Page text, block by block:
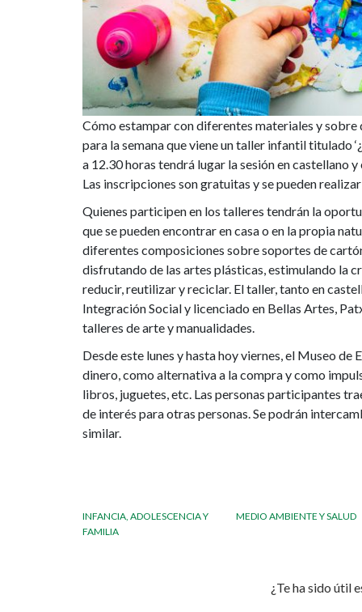
estampación,
que
se
impartirá
tanto
en
castellano
como
en
euskera
Cómo estampar con diferentes materiales y
para la semana que viene un taller infantil titulado
a 12.30 horas tendrá lugar la sesión en castellano
Las inscripciones son gratuitas y se pueden
Quienes participen en los talleres tendrán la
que se pueden encontrar en casa o en la propia
diferentes composiciones sobre soportes de
disfrutando de las artes plásticas, estimulando la
reducir, reutilizar y reciclar. El taller, tanto en
Integración Social y licenciado en Bellas Artes,
talleres de arte y manualidades.
Desde este lunes y hasta hoy viernes, el Museo
dinero, como alternativa a la compra y como
libros, juguetes, etc. Las personas participantes
de interés para otras personas. Se podrán
similar.
INFANCIA, ADOLESCENCIA Y
FAMILIA
MEDIO AMBIENTE Y SALUD
¿Te ha sido útil